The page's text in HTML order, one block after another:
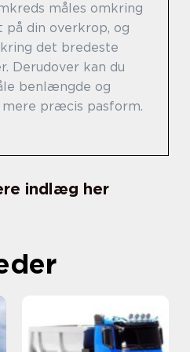
måles omkring
din overkrop, og
det bredeste
Derudover kan du
benlængde og
præcis pasform.
indlæg her